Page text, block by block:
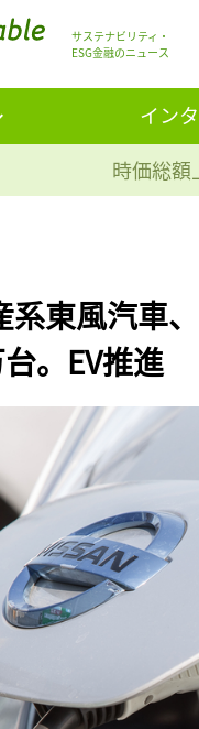
サステナビリティ・
ESG金融のニュース
イン
時価総額
系東風汽車
。EV推進